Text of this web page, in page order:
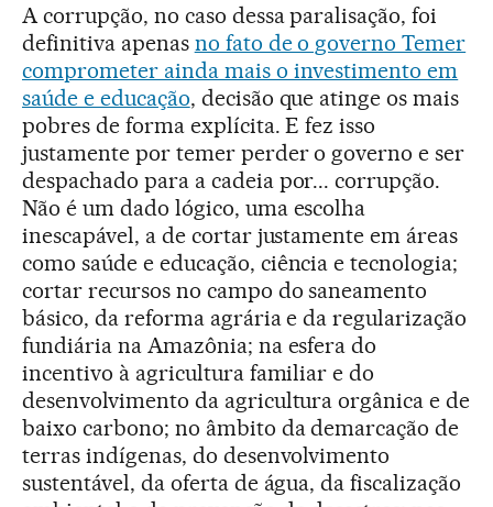
A corrupção, no caso dessa paralisação, foi
definitiva apenas no fato de o governo Temer
comprometer ainda mais o investimento em
saúde e educação, decisão que atinge os mais
pobres de forma explícita. E fez isso
justamente por temer perder o governo e ser
despachado para a cadeia por... corrupção.
Não é um dado lógico, uma escolha
inescapável, a de cortar justamente em áreas
como saúde e educação, ciência e tecnologia;
cortar recursos no campo do saneamento
básico, da reforma agrária e da regularização
fundiária na Amazônia; na esfera do
incentivo à agricultura familiar e do
desenvolvimento da agricultura orgânica e de
baixo carbono; no âmbito da demarcação de
terras indígenas, do desenvolvimento
sustentável, da oferta de água, da fiscalização